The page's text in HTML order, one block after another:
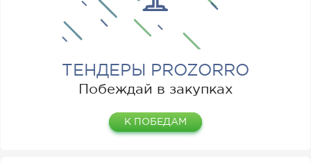
ТЕНДЕРЫ PROZORRO
Побеждай в закупках
К ПОБЕДАМ